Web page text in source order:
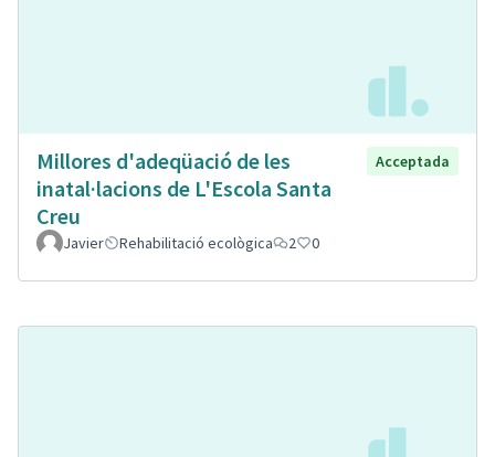
Millores d'adeqüació de les
inatal·lacions de L'Escola Santa
Creu
Acceptada
Javier Rehabilitació ecològica 2 0